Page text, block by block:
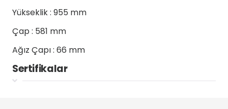
Yükseklik : 955 mm
Çap : 581 mm
Ağız Çapı : 66 mm
Sertifikalar